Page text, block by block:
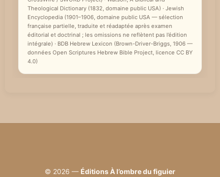
Theological Dictionary (1832, domaine public USA) · Jewish
Encyclopedia (1901–1906, domaine public USA — sélection
française partielle, traduite et réadaptée après examen
éditorial et doctrinal ; les omissions ne reflètent pas l’édition
intégrale) · BDB Hebrew Lexicon (Brown-Driver-Briggs, 1906 —
données Open Scriptures Hebrew Bible Project, licence CC BY
4.0)
© 2026 — Éditions À l’ombre du figuier